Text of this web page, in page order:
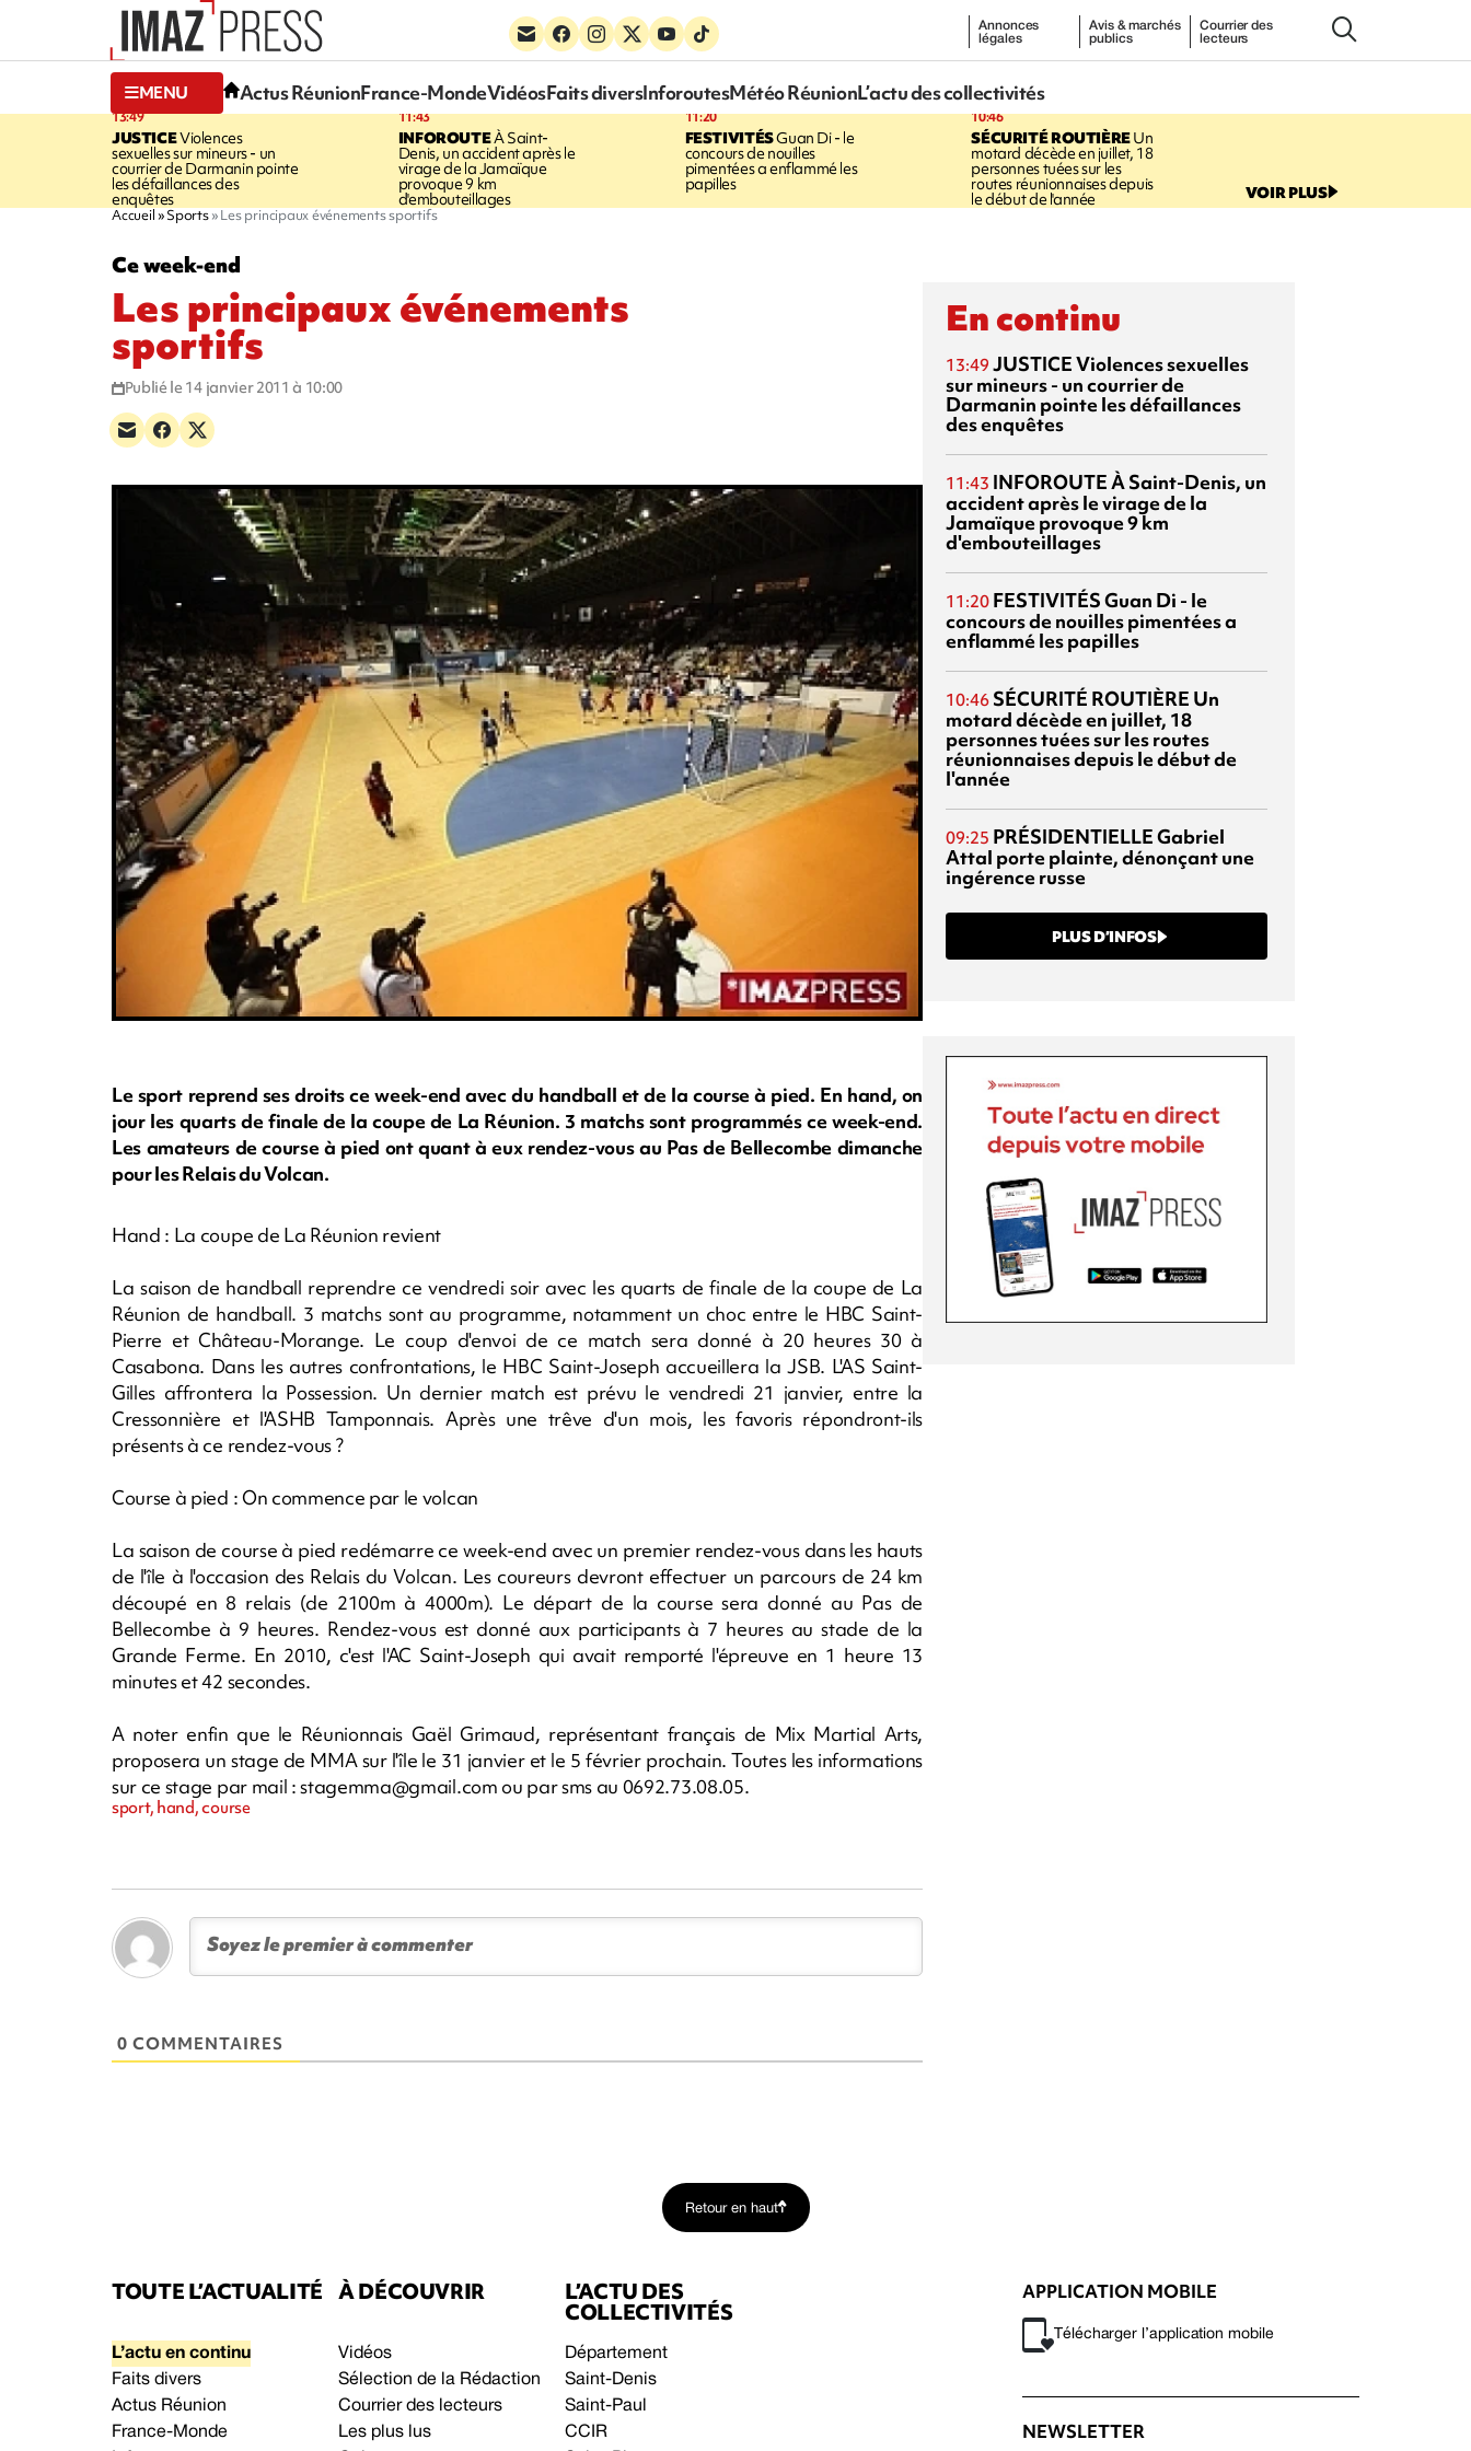
Annonces
légales
Avis & marchés
publics
Courrier des
lecteurs
MENU Actus RéunionFrance-MondeVidéosFaits diversInforoutesMétéo RéunionL’actu des collectivités
13:49
JUSTICEViolences
sexuelles sur mineurs - un
courrier de Darmanin pointe
les défaillances des
enquêtes
11:43
INFOROUTEÀ Saint-
Denis, un accident après le
virage de la Jamaïque
provoque 9 km
d'embouteillages
11:20
FESTIVITÉSGuan Di - le
concours de nouilles
pimentées a enflammé les
papilles
10:46
SÉCURITÉ ROUTIÈREUn
motard décède en juillet, 18
personnes tuées sur les
routes réunionnaises depuis
le début de l'année VOIR PLUS
Accueil Sports Les principaux événements sportifs
Ce week-end
Les principaux événements
sportifs
Publié le 14 janvier 2011 à 10:00
Le sport reprend ses droits ce week-end avec du handball et de la course à pied. En hand, on
jour les quarts de finale de la coupe de La Réunion. 3 matchs sont programmés ce week-end.
Les amateurs de course à pied ont quant à eux rendez-vous au Pas de Bellecombe dimanche
pour les Relais du Volcan.
Hand : La coupe de La Réunion revient
La saison de handball reprendre ce vendredi soir avec les quarts de finale de la coupe de La
Réunion de handball. 3 matchs sont au programme, notamment un choc entre le HBC Saint-
Pierre et Château-Morange. Le coup d'envoi de ce match sera donné à 20 heures 30 à
Casabona. Dans les autres confrontations, le HBC Saint-Joseph accueillera la JSB. L'AS Saint-
Gilles affrontera la Possession. Un dernier match est prévu le vendredi 21 janvier, entre la
Cressonnière et l'ASHB Tamponnais. Après une trêve d'un mois, les favoris répondront-ils
présents à ce rendez-vous ?
Course à pied : On commence par le volcan
La saison de course à pied redémarre ce week-end avec un premier rendez-vous dans les hauts
de l'île à l'occasion des Relais du Volcan. Les coureurs devront effectuer un parcours de 24 km
découpé en 8 relais (de 2100m à 4000m). Le départ de la course sera donné au Pas de
Bellecombe à 9 heures. Rendez-vous est donné aux participants à 7 heures au stade de la
Grande Ferme. En 2010, c'est l'AC Saint-Joseph qui avait remporté l'épreuve en 1 heure 13
minutes et 42 secondes.
A noter enfin que le Réunionnais Gaël Grimaud, représentant français de Mix Martial Arts,
proposera un stage de MMA sur l'île le 31 janvier et le 5 février prochain. Toutes les informations
sur ce stage par mail :stagemma@gmail.com ou par sms au 0692.73.08.05.
sport, hand, course
0 COMMENTAIRES
En continu
13:49 JUSTICEViolences sexuelles
sur mineurs - un courrier de
Darmanin pointe les défaillances
des enquêtes
11:43 INFOROUTEÀ Saint-Denis, un
accident après le virage de la
Jamaïque provoque 9 km
d'embouteillages
11:20 FESTIVITÉSGuan Di - le
concours de nouilles pimentées a
enflammé les papilles
10:46 SÉCURITÉ ROUTIÈRE Un
motard décède en juillet, 18
personnes tuées sur les routes
réunionnaises depuis le début de
l'année
09:25 PRÉSIDENTIELLEGabriel
Attal porte plainte, dénonçant une
ingérence russe
PLUS D’INFOS
Retour en haut
TOUTE L’ACTUALITÉ
L’actu en continu
Faits divers
Actus Réunion
France-Monde
À DÉCOUVRIR
Vidéos
Sélection de la Rédaction
Courrier des lecteurs
Les plus lus
L’ACTU DES
COLLECTIVITÉS
Département
Saint-Denis
Saint-Paul
CCIR
APPLICATION MOBILE
Télécharger l’application mobile
NEWSLETTER